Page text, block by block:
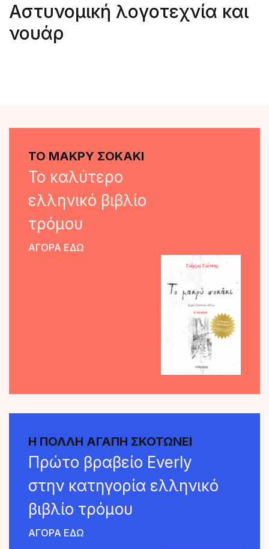
Αστυνομική λογοτεχνία και
νουάρ
ΤΟ ΜΑΚΡΥ ΣΟΚΑΚΙ
Το καλύτερο
ελληνικό βιβλίο
τρόμου
ΑΓΟΡΑ ΕΔΩ
Η ΠΟΛΛΗ ΑΓΑΠΗ ΣΚΟΤΩΝΕΙ
Πρώτο βραβείο Everly
στην κατηγορία ελληνικό
βιβλίο τρόμου
AΓΟΡΑ ΕΔΩ